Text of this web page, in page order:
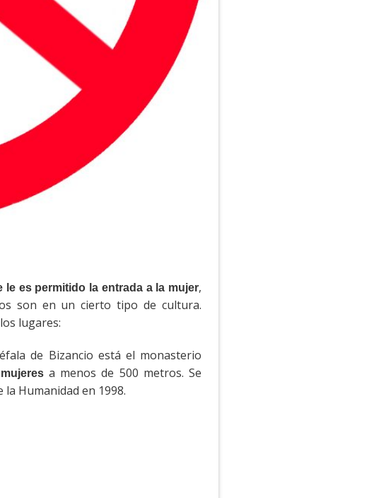
le es permitido la entrada a la mujer,
son en un cierto tipo de cultura.
lugares:
de Bizancio está el monasterio
a menos de 500 metros. Se
Humanidad en 1998.